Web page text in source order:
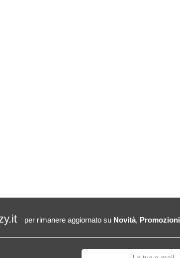
per rimanere aggiornato su Novità, Promozioni